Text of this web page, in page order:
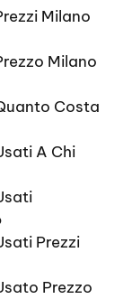
Milano
Milano
Costa
A Chi
Prezzi
Prezzo